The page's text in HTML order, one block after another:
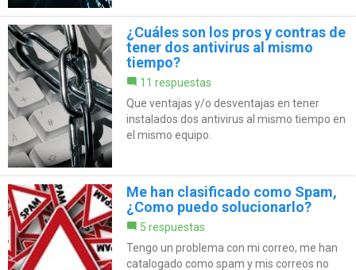
¿Cuáles son los pros y contras de
tener dos antivirus al mismo
tiempo?
11 respuestas
Que ventajas y/o desventajas en tener
instalados dos antivirus al mismo tiempo en
el mismo equipo.
Me han clasificado como Spam,
¿Como puedo solucionarlo?
5 respuestas
Tengo un problema con mi correo, me han
catalogado como spam y mis correos no